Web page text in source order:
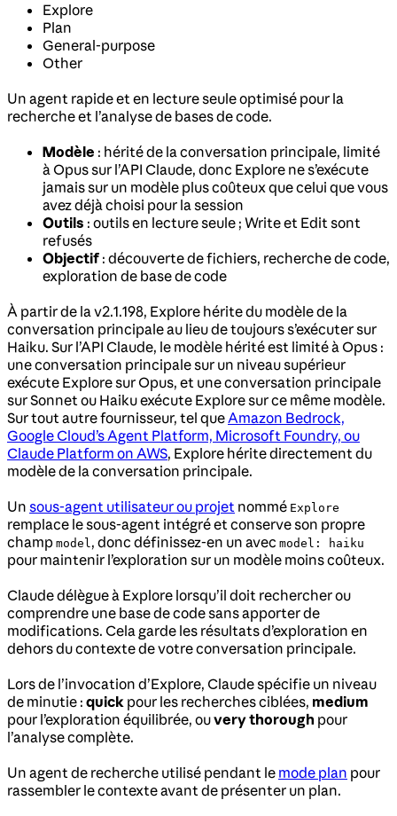
Explore
Plan
General-purpose
Other
Un agent rapide et en lecture seule optimisé pour la
recherche et l’analyse de bases de code.
Modèle : hérité de la conversation principale, limité
à Opus sur l’API Claude, donc Explore ne s’exécute
jamais sur un modèle plus coûteux que celui que vous
avez déjà choisi pour la session
Outils : outils en lecture seule ; Write et Edit sont
refusés
Objectif : découverte de fichiers, recherche de code,
exploration de base de code
À partir de la v2.1.198, Explore hérite du modèle de la
conversation principale au lieu de toujours s’exécuter sur
Haiku. Sur l’API Claude, le modèle hérité est limité à Opus :
une conversation principale sur un niveau supérieur
exécute Explore sur Opus, et une conversation principale
sur Sonnet ou Haiku exécute Explore sur ce même modèle.
Sur tout autre fournisseur, tel queAmazon Bedrock,
Google Cloud’s Agent Platform, Microsoft Foundry, ou
Claude Platform on AWS, Explore hérite directement du
modèle de la conversation principale.
Un sous-agent utilisateur ou projet nommé Explore
remplace le sous-agent intégré et conserve son propre
champ model, donc définissez-en un avec model: haiku
pour maintenir l’exploration sur un modèle moins coûteux.
Claude délègue à Explore lorsqu’il doit rechercher ou
comprendre une base de code sans apporter de
modifications. Cela garde les résultats d’exploration en
dehors du contexte de votre conversation principale.
Lors de l’invocation d’Explore, Claude spécifie un niveau
de minutie : quick pour les recherches ciblées, medium
pour l’exploration équilibrée, ouvery thorough pour
l’analyse complète.
Un agent de recherche utilisé pendant le mode plan pour
rassembler le contexte avant de présenter un plan.